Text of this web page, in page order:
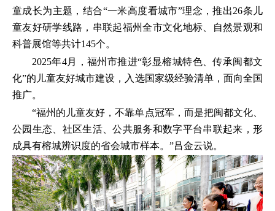
童成长为主题，结合“一米高度看城市”理念，推出26条儿
童友好研学线路，串联起福州全市文化地标、自然景观和
科普展馆等共计145个。
2025年4月，福州市推进“彰显榕城特色、传承闽都文
化”的儿童友好城市建设，入选国家级经验清单，面向全国
推广。
“福州的儿童友好，不靠单点冠军，而是把闽都文化、
公园生态、社区生活、公共服务和数字平台串联起来，形
成具有榕城辨识度的省会城市样本。”吕金云说。